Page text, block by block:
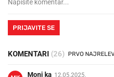
PRIJAVITE SE
KOMENTARI (26)
Moni ka 12.05.2025.